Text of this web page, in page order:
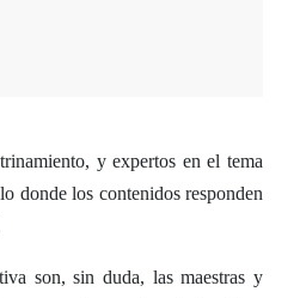
y expertos en el tema
donde los contenidos responden
son, sin duda, las maestras y